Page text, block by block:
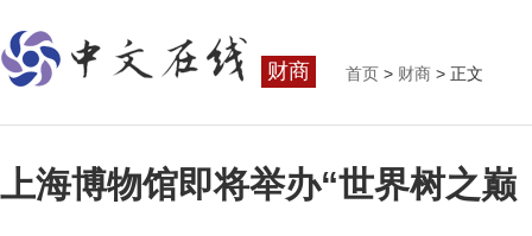
财商 首页 > 财商 > 正文
上海博物馆即将举办“世界树之巅